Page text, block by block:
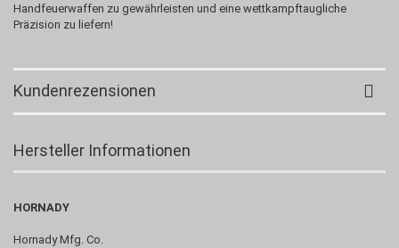
Handfeuerwaffen zu gewährleisten und eine wettkampftaugliche
Präzision zu liefern!
Kundenrezensionen
Hersteller Informationen
HORNADY
Hornady Mfg. Co.